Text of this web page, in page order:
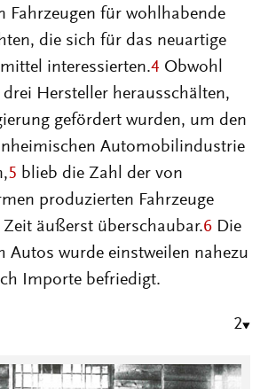
Fahrzeugen für wohlhabende
die sich für das neuartige
interessierten.4 Obwohl
Hersteller herausschälten,
gefördert wurden, um den
Automobilindustrie
5 blieb die Zahl der von
produzierten Fahrzeuge
äußerst überschaubar.6 Die
Autos wurde einstweilen nahezu
Importe befriedigt.
2